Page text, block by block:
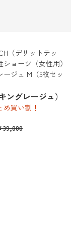
（デリットテッ
ショーツ（女性用）
ージュ M（5枚セッ
ングレージュ）
め買い割！
39,000